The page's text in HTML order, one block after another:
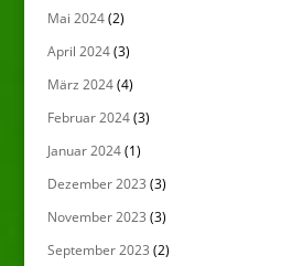
Mai 2024(2)
April 2024(3)
März 2024(4)
Februar 2024(3)
Januar 2024(1)
Dezember 2023 (3)
November 2023 (3)
September 2023 (2)